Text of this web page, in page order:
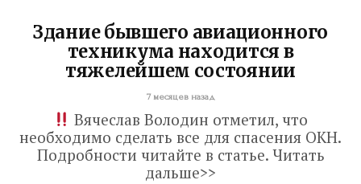
Здание бывшего авиационного
техникума находится в
тяжелейшем состоянии
7 месяцев назад
Вячеслав Володин отметил, что
необходимо сделать все для спасения ОКН.
Подробности читайте в статье. Читать
дальше>>